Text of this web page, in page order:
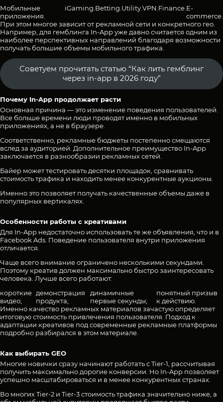
Мобильные
приложения.
iGaming. Betting. Utility.VPN. Finance. E-
commerce.
При этом многое зависит от рекламной сети и конкретного гео.
Например, для гемблинга In-App уже давно считается одним из
наиболее перспективных направлений благодаря возможности
получать большие объемы мобильного трафика.
Советуем прочитать статью “Как лить гемблинг
через in-app в 2026 году”
Почему In-App продолжает расти
Основная причина — это изменение поведения пользователей.
Все больше времени люди проводят именно в мобильных
приложениях, а не в браузере.
Соответственно, рекламные бюджеты постепенно смещаются
вслед за аудиторией. Дополнительное преимущество In-App
заключается в разнообразии рекламных сетей.
Байер может тестировать десятки площадок, сравнивать
стоимость трафика и находить менее конкурентные аукционы.
Именно это позволяет получать качественные объемы даже в
популярных вертикалях.
Особенности работы с креативами
Для In-App недостаточно использовать те же объявления, что и в
Facebook Ads. Поведение пользователя внутри приложения
отличается.
Чаще всего внимание ограничено несколькими секундами.
Поэтому креатив должен максимально быстро заинтересовать
человека. Лучше всего работают:
короткие
видео;
демонстрация
продукта;
динамичные
первые секунды;
понятный призыв
к действию.
Именно качество рекламных материалов зачастую определяет
итоговую стоимость привлечения пользователя. Подход к
адаптации креативов под современные рекламные платформы
подробно разбирался в этом материале
Как выбирать GEO
Многие новички сразу начинают работать с Tier-1, рассчитывая
получить максимально дорогие конверсии. Но In-App позволяет
успешно масштабироваться и в менее конкурентных странах.
Во многих Tier-2 и Tier-3 стоимость трафика значительно ниже, а